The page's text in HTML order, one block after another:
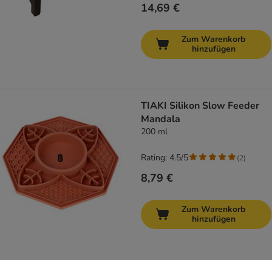
14,69 €
Zum Warenkorb
hinzufügen
TIAKI Silikon Slow Feeder
Mandala
200 ml
8,79 €
Rating: 4.5/5 (2)
Zum Warenkorb
hinzufügen